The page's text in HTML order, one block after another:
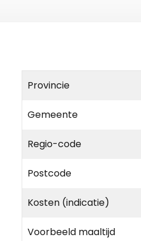
Provincie
Gemeente
Regio-code
Postcode
Kosten (indicatie)
Voorbeeld maaltijd